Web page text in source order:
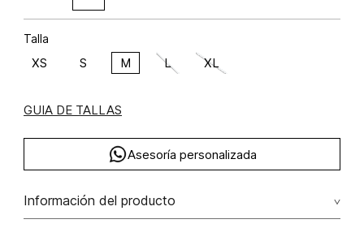
Talla
XS S M L XL
GUIA DE TALLAS
Asesoría personalizada
Información del producto